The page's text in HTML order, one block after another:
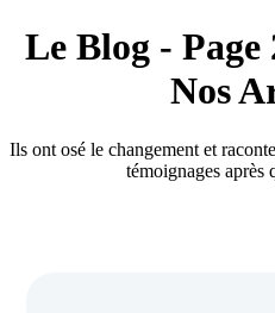
Le Blog - Page
Nos
Ils ont osé le changement et
témoignages après